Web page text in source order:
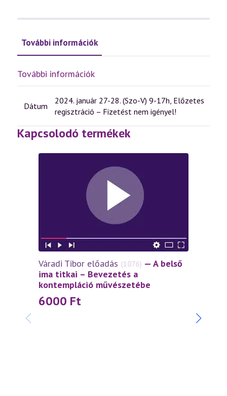
További információk
További információk
Dátum
2024. január 27-28. (Szo-V) 9-17h, Előzetes
regisztráció – Fizetést nem igényel!
Kapcsolodó termékek
Váradi Tibor előadás (1076) — A belső
ima titkai – Bevezetés a
kontempláció művészetébe
6000 Ft